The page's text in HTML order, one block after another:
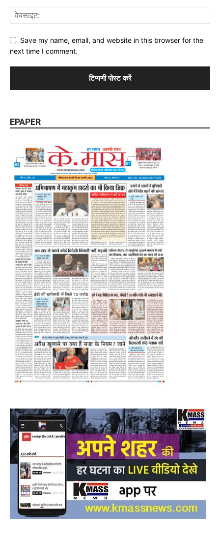
Save my name, email, and website in this browser for the
next time I comment.
EPAPER